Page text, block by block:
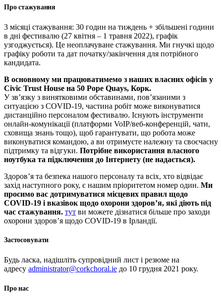
Про стажування
3 місяці стажування: 30 годин на тиждень + збільшені години
в дні фестивалю (27 квітня – 1 травня 2022), графік
узгоджується). Це неоплачуване стажування. Ми гнучкі щодо
графіку роботи та дат початку/закінчення для потрібного
кандидата.
В основному ми працюватимемо з наших власних офісів у
Civic Trust House на 50 Pope Quays, Корк.
У зв’язку з винятковими обставинами, пов’язаними з
ситуацією з COVID-19, частина робіт може виконуватися
дистанційно персоналом фестивалю. Існують інструменти
онлайн-комунікації (платформи VoIP/веб-конференцій, чати,
сховища знань тощо), щоб гарантувати, що робота може
виконуватися командою, а ви отримуєте належну та своєчасну
підтримку та відгуки. Потрібне використання власного
ноутбука та підключення до Інтернету (не надається).
Здоров’я та безпека нашого персоналу та всіх, хто відвідає
захід наступного року, є нашим пріоритетом номер один. Ми
просимо вас дотримуватися місцевих правил щодо
COVID-19 і вказівок щодо охорони здоров’я, які діють під
час стажування. тут ви можете дізнатися більше про заходи
охорони здоров’я щодо COVID-19 в Ірландії.
Застосовувати
Будь ласка, надішліть супровідний лист і резюме на
адресу administrator@corkchoral.ie до 10 грудня 2021 року.
Про нас